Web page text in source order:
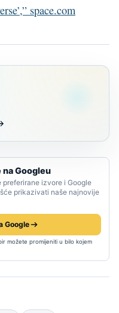
space.com
Googleu
preferirane izvore i Google
prikazivati naše najnovije
Google
možete promijeniti u bilo kojem